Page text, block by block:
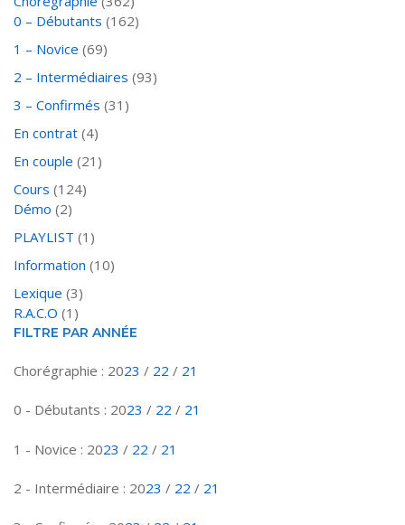
0 – Débutants (162)
1 – Novice (69)
2 – Intermédiaires (93)
3 – Confirmés (31)
En contrat (4)
En couple (21)
Cours (124)
Démo (2)
PLAYLIST (1)
Information (10)
Lexique (3)
R.A.C.O (1)
FILTRE PAR ANNÉE
Chorégraphie : 2023 / 22 / 21
0 - Débutants : 2023 / 22 / 21
1 - Novice : 2023 / 22 / 21
2 - Intermédiaire : 2023 / 22 / 21